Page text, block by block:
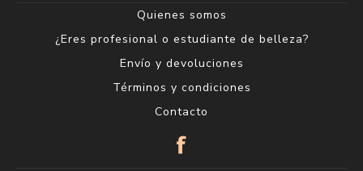
Quienes somos
¿Eres profesional o estudiante de belleza?
Envío y devoluciones
Términos y condiciones
Contacto